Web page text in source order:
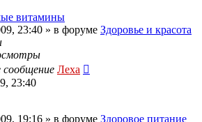
витамины
23:40 » в форуме Здоровье и красота
сообщение Леха
23:40
19:16 » в форуме Здоровое питание